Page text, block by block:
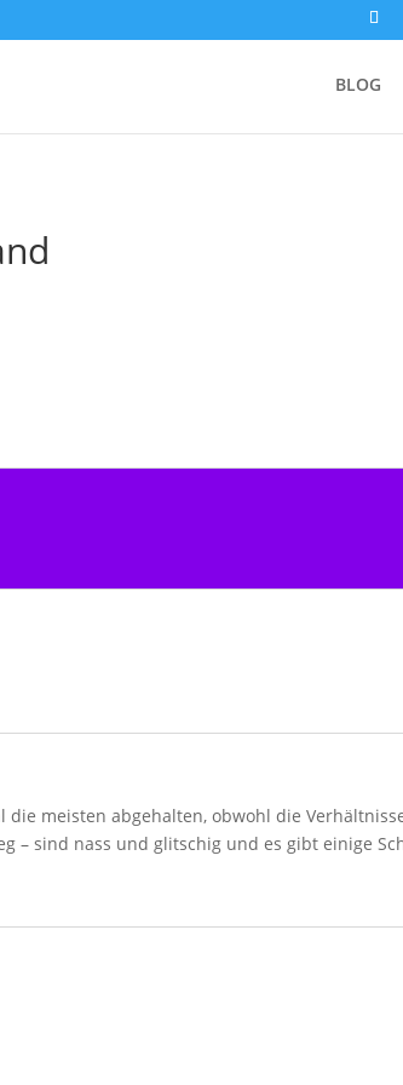
BLOG
meisten abgehalten, obwohl die
– sind nass und glitschig und es gibt einige